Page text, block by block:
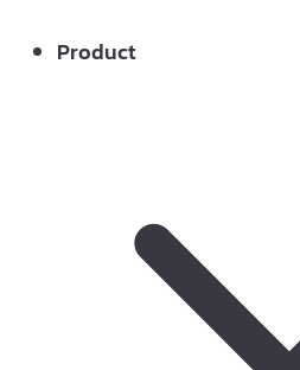
Product